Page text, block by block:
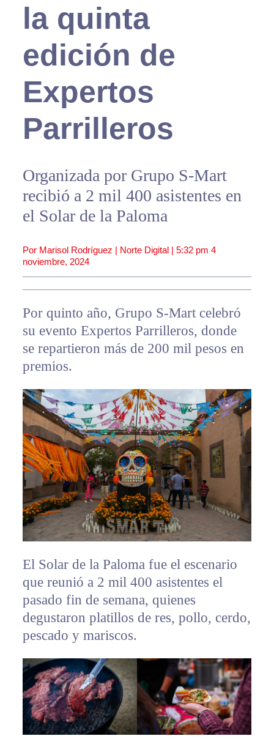
la quinta
edición de
Expertos
Parrilleros
Organizada por Grupo S-Mart
recibió a 2 mil 400 asistentes en
el Solar de la Paloma
Por Marisol Rodríguez | Norte Digital | 5:32 pm 4
noviembre, 2024
Por quinto año, Grupo S-Mart celebró
su evento Expertos Parrilleros, donde
se repartieron más de 200 mil pesos en
premios.
El Solar de la Paloma fue el escenario
que reunió a 2 mil 400 asistentes el
pasado fin de semana, quienes
degustaron platillos de res, pollo, cerdo,
pescado y mariscos.